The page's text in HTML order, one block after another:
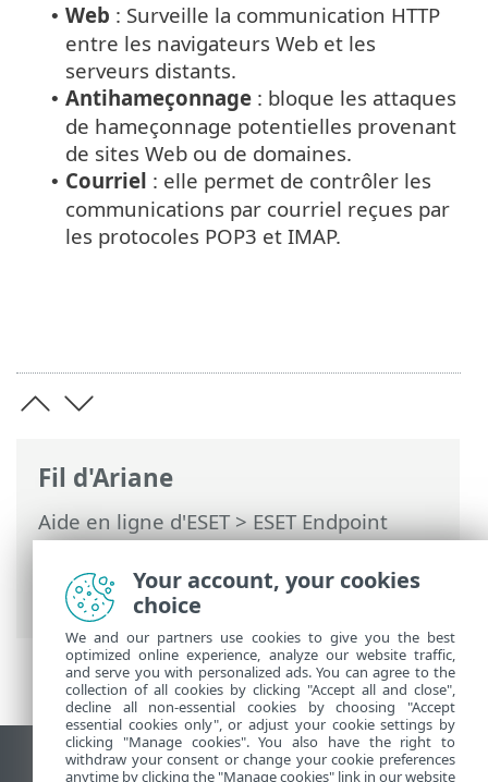
Fil d'Ariane
Aide en ligne d'ESET>ESET Endpoint
Security>Utilisation de ESET Endpoint
Security >Protections> Web et
messagerie électronique
• Web : Surveille la communication HTTP
entre les navigateurs Web et les
serveurs distants.
• Antihameçonnage : bloque les attaques
de hameçonnage potentielles provenant
de sites Web ou de domaines.
• Courriel : elle permet de contrôler les
communications par courriel reçues par
les protocoles POP3 et IMAP.
Afficher le site pour ordinateur de bureau
Your account, your cookies
choice
We and our partners use cookies to give you the best
optimized online experience, analyze our website traffic,
and serve you with personalized ads. You can agree to the
collection of all cookies by clicking "Accept all and close",
decline all non-essential cookies by choosing "Accept
essential cookies only", or adjust your cookie settings by
clicking "Manage cookies". You also have the right to
withdraw your consent or change your cookie preferences
anytime by clicking the "Manage cookies" link in our website